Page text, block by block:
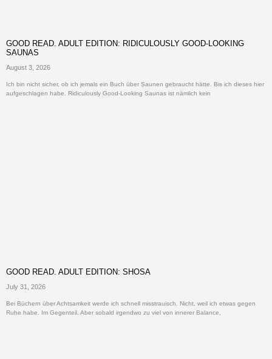
GOOD READ. ADULT EDITION: RIDICULOUSLY GOOD-LOOKING
SAUNAS
August 3, 2026
Ich bin nicht sicher, ob ich jemals ein Buch über Saunen gebraucht hätte. Bis ich dieses hier
aufgeschlagen habe. Ridiculously Good-Looking Saunas ist nämlich kein
GOOD READ. ADULT EDITION: SHOSA
July 31, 2026
Bei Büchern über Achtsamkeit werde ich schnell misstrauisch. Nicht, weil ich etwas gegen
Ruhe habe. Im Gegenteil. Aber sobald irgendwo zu viel von innerer Balance,